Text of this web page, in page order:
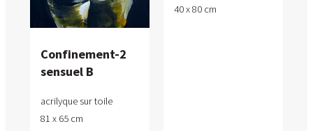
Confinement-2
sensuel B
acrilyque sur toile
81 x 65 cm
40 x 80 cm